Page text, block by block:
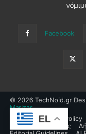
Facebook
© 2026 TechNoid.gr
Marizas.
Contact
Privacy Policy
Αποποίηση Ευθύνης
EL